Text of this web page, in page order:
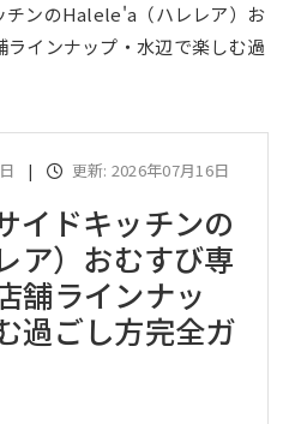
チンのHalele'a（ハレレア）お
インナップ・水辺で楽しむ過
| 更新: 2026年07月16日
イドキッチンの
ア）おむすび専
舗ラインナッ
過ごし方完全ガ